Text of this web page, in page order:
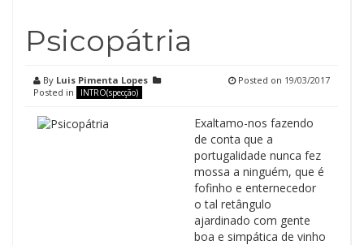
Psicopátria
By Luis Pimenta Lopes
Posted in
INTRO(specção)
Posted on 19/03/2017
Exaltamo-nos fazendo
de conta que a
portugalidade nunca fez
mossa a ninguém, que é
fofinho e enternecedor
o tal retângulo
ajardinado com gente
boa e simpática de vinho